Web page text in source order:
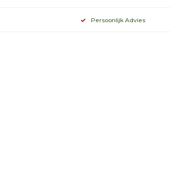
Persoonlijk Advies